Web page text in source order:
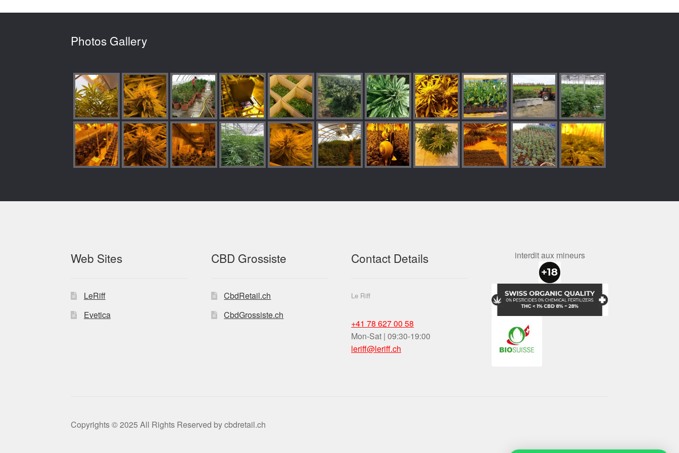
Photos Gallery
Web Sites
LeRiff
Evetica
CBD Grossiste
CbdRetail.ch
CbdGrossiste.ch
Contact Details
Le Riff
+41 78 627 00 58
Mon-Sat | 09:30-19:00
leriff@leriff.ch
interdit aux mineurs
Copyrights © 2025 All Rights Reserved by cbdretail.ch